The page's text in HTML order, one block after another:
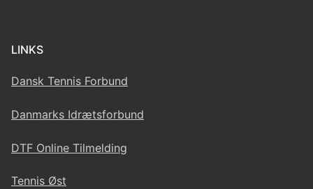
LINKS
Dansk Tennis Forbund
Danmarks Idrætsforbund
DTF Online Tilmelding
Tennis Øst